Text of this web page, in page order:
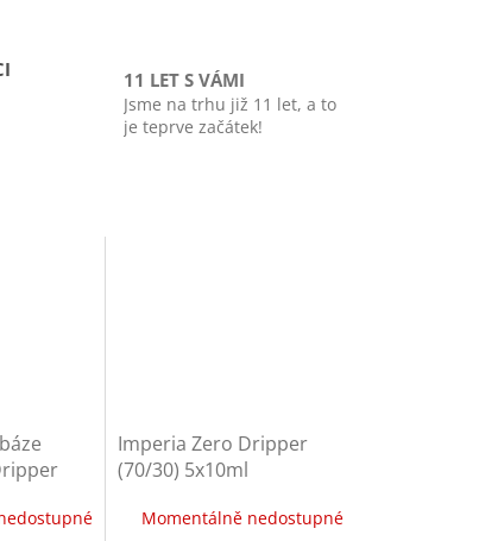
11 LET S VÁMI
Jsme na trhu již 11 let, a to
je teprve začátek!
Imperia Zero Dripper
(70/30) 5x10ml
Momentálně nedostupné